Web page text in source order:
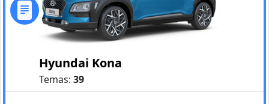
Hyundai Kona
Temas: 39